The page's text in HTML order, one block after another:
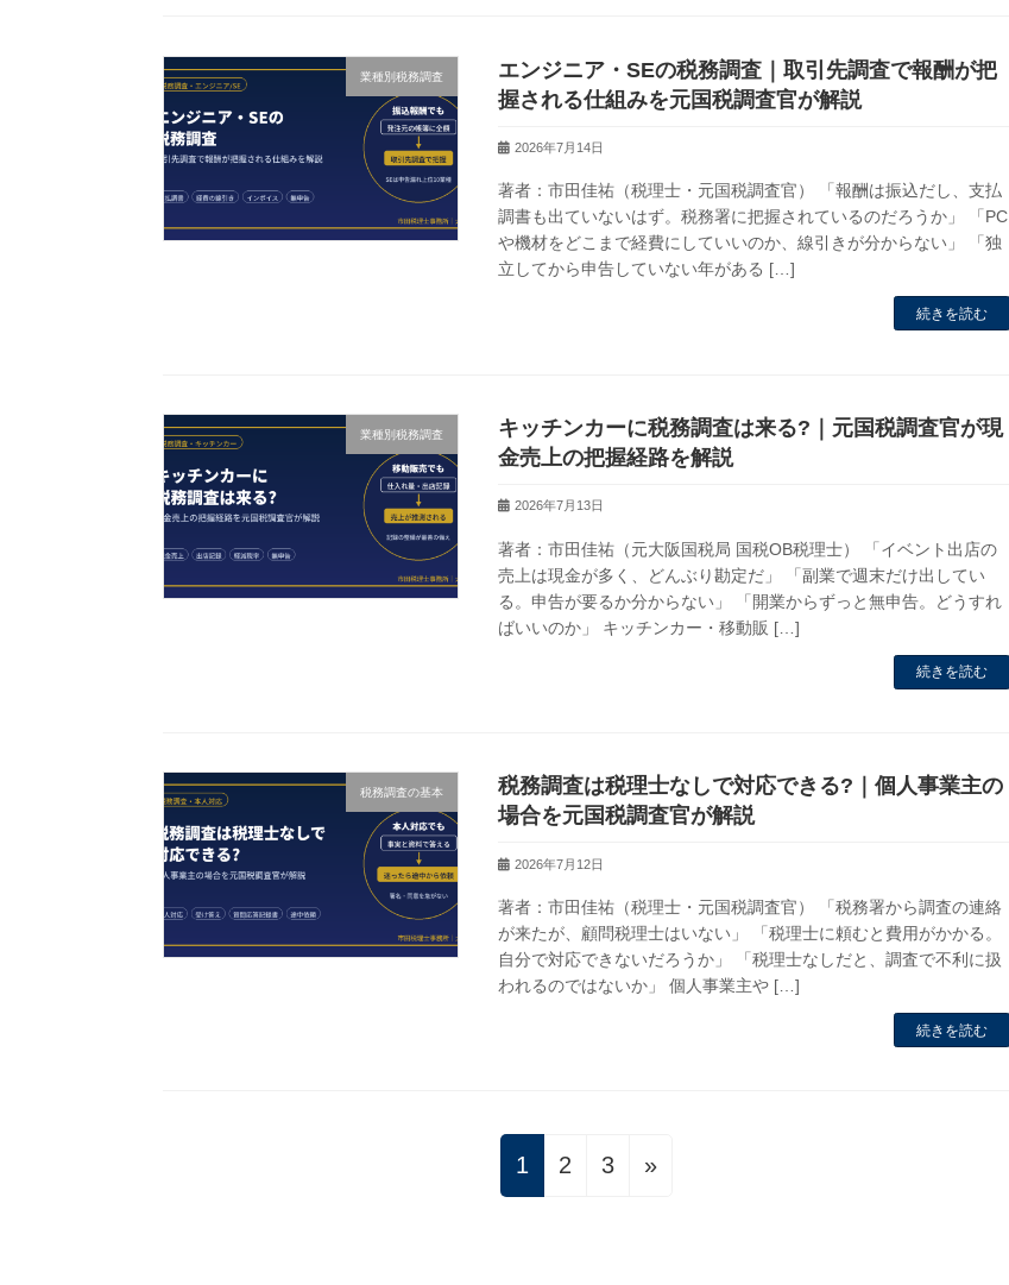
業種別税務調査
エンジニア・SEの税務調査｜取引先調査で報酬が把
握される仕組みを元国税調査官が解説
2026年7月14日
著者：市田佳祐（税理士・元国税調査官） 「報酬は振込だし、支払
調書も出ていないはず。税務署に把握されているのだろうか」 「PC
や機材をどこまで経費にしていいのか、線引きが分からない」 「独
立してから申告していない年がある […]
続きを読む
業種別税務調査
キッチンカーに税務調査は来る?｜元国税調査官が現
金売上の把握経路を解説
2026年7月13日
著者：市田佳祐（元大阪国税局 国税OB税理士） 「イベント出店の
売上は現金が多く、どんぶり勘定だ」 「副業で週末だけ出してい
る。申告が要るか分からない」 「開業からずっと無申告。どうすれ
ばいいのか」 キッチンカー・移動販 […]
続きを読む
税務調査の基本
税務調査は税理士なしで対応できる?｜個人事業主の
場合を元国税調査官が解説
2026年7月12日
著者：市田佳祐（税理士・元国税調査官） 「税務署から調査の連絡
が来たが、顧問税理士はいない」 「税理士に頼むと費用がかかる。
自分で対応できないだろうか」 「税理士なしだと、調査で不利に扱
われるのではないか」 個人事業主や […]
続きを読む
固
1
固
2
固
3 »